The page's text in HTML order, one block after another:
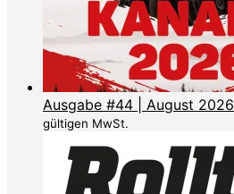
Ausgabe #44 | August 2026
gültigen MwSt.